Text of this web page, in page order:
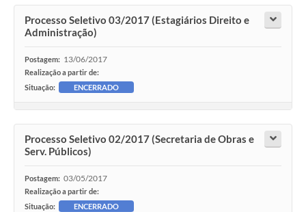
Processo Seletivo 03/2017 (Estagiários Direito e
Administração)
Postagem: 13/06/2017
Realização a partir de:
Situação:
ENCERRADO
Processo Seletivo 02/2017 (Secretaria de Obras e
Serv. Públicos)
Postagem: 03/05/2017
Realização a partir de:
Situação:
ENCERRADO